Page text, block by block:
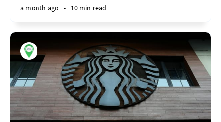
a month ago • 10 min read